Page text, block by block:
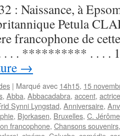
: Naissance, à
Petula
francophone de
. . . ********** . . . .
→
| Marqué avec 14h15, 15
, Abba, Abbacadabra, accent, actrice
Synni Lyngstad, Anniversaire,
, Bjorkasen, Bruxelles, C. Jérôme
francophone, Chansons souvenirs